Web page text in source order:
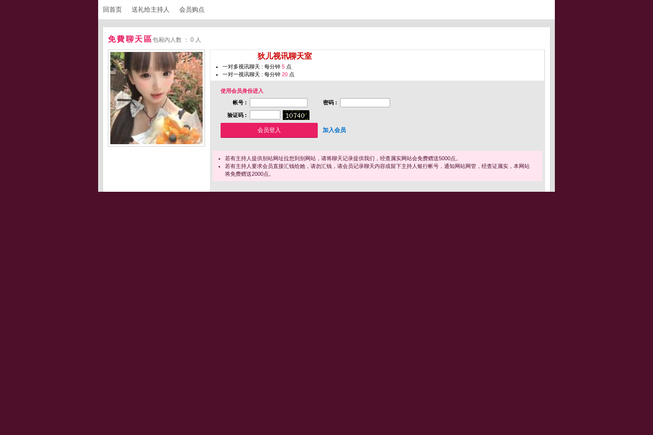
回首页 送礼给主持人 会员购点
免費聊天區包厢内人数 ： 0 人
狄儿视讯聊天室
一对多视讯聊天 : 每分钟 5 点
一对一视讯聊天 : 每分钟 20 点
使用会员身份进入
帐号 :
密码 :
验证码 :
加入会员
若有主持人提供别站网址拉您到别网站，请将聊天记录提供我们，经查属实网站会免费赠送5000点。
若有主持人要求会员直接汇钱给她，请勿汇钱，请会员记录聊天内容或留下主持人银行帐号，通知网站网管，经查证属实，本网站
将免费赠送2000点。